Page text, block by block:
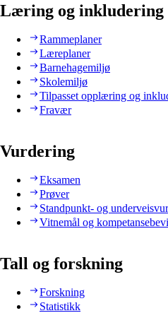
Læring og inkludering
Rammeplaner
Læreplaner
Barnehagemiljø
Skolemiljø
Tilpasset opplæring og
Fravær
Vurdering
Eksamen
Prøver
Standpunkt- og
Vitnemål og
Tall og forskning
Forskning
Statistikk